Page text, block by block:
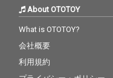
About OTOTOY
What is OTOTOY?
会社概要
利用規約